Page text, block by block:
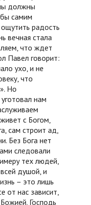
должны
самим
радость
вечная стала
что ждет
Павел говорит:
ухо, и не
что
Но
нам
с Богом,
сам строит ад,
Без Бога нет
следовали
тех людей,
душой, и
– это лишь
от нас зависит,
Господь